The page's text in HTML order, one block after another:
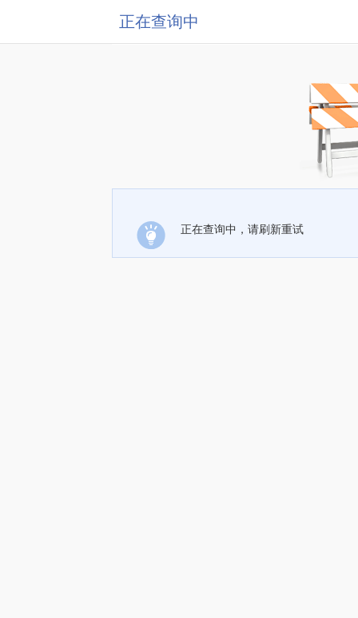
正在查询中
正在查询中，请刷新重试